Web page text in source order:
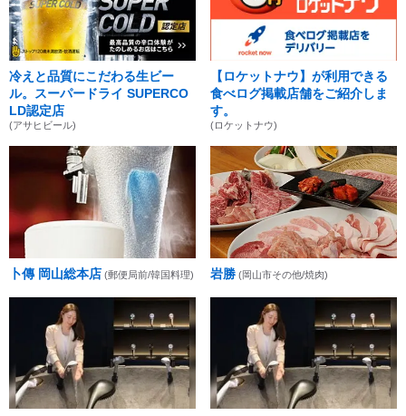
冷えと品質にこだわる生ビー
ル。スーパードライ SUPERCO
LD認定店
(アサヒビール)
【ロケットナウ】が利用できる
食べログ掲載店舗をご紹介しま
す。
(ロケットナウ)
卜傳 岡山総本店 (郵便局前/韓国料理) 岩勝 (岡山市その他/焼肉)